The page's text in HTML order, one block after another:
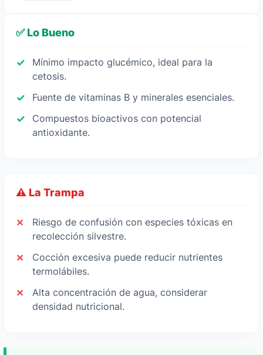
✅ Lo Bueno
Mínimo impacto glucémico, ideal para la
cetosis.
Fuente de vitaminas B y minerales esenciales.
Compuestos bioactivos con potencial
antioxidante.
⚠️ La Trampa
Riesgo de confusión con especies tóxicas en
recolección silvestre.
Cocción excesiva puede reducir nutrientes
termolábiles.
Alta concentración de agua, considerar
densidad nutricional.